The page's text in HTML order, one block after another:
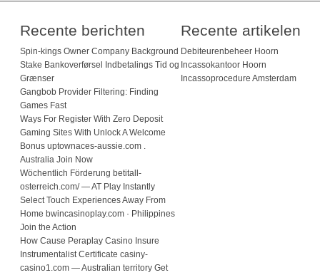
Recente berichten
Spin-kings Owner Company Background
Stake Bankoverførsel Indbetalings Tid og
Grænser
Gangbob Provider Filtering: Finding
Games Fast
Ways For Register With Zero Deposit
Gaming Sites With Unlock A Welcome
Bonus uptownaces-aussie.com .
Australia Join Now
Wöchentlich Förderung betitall-
osterreich.com/ — AT Play Instantly
Select Touch Experiences Away From
Home bwincasinoplay.com · Philippines
Join the Action
How Cause Peraplay Casino Insure
Instrumentalist Certificate casiny-
casino1.com — Australian territory Get
Recente artikelen
Debiteurenbeheer Hoorn
Incassokantoor Hoorn
Incassoprocedure Amsterdam